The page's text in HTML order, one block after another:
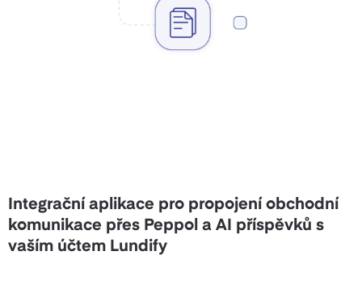
Integrační aplikace pro propojení obchodní
komunikace přes Peppol a AI příspěvků s
vaším účtem Lundify